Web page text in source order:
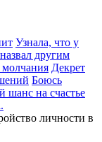
Узнала, что у
другим
Декрет
Боюсь
шанс на счастье
личности в